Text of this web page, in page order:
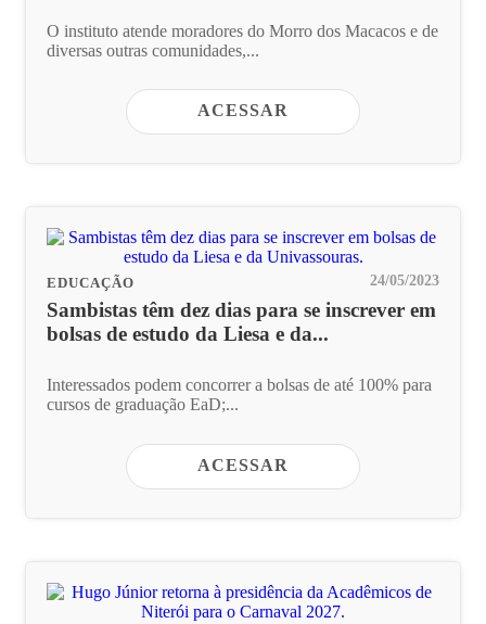
O instituto atende moradores do Morro dos Macacos e de
diversas outras comunidades,...
ACESSAR
EDUCAÇÃO 24/05/2023
Sambistas têm dez dias para se inscrever em
bolsas de estudo da Liesa e da...
Interessados podem concorrer a bolsas de até 100% para
cursos de graduação EaD;...
ACESSAR